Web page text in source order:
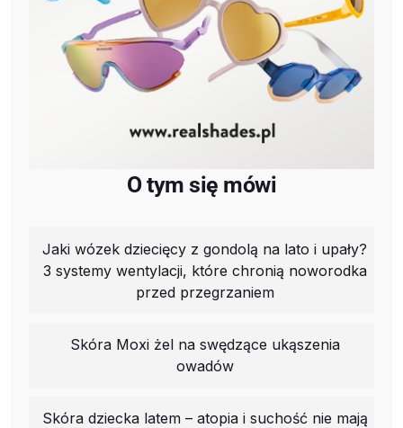
O tym się mówi
Jaki wózek dziecięcy z gondolą na lato i upały?
3 systemy wentylacji, które chronią noworodka
przed przegrzaniem
Skóra Moxi żel na swędzące ukąszenia
owadów
Skóra dziecka latem – atopia i suchość nie mają